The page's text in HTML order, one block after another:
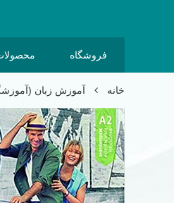
فروشگاه
خانه آموزش زبان